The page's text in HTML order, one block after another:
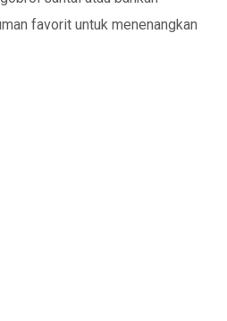
favorit untuk menenangkan